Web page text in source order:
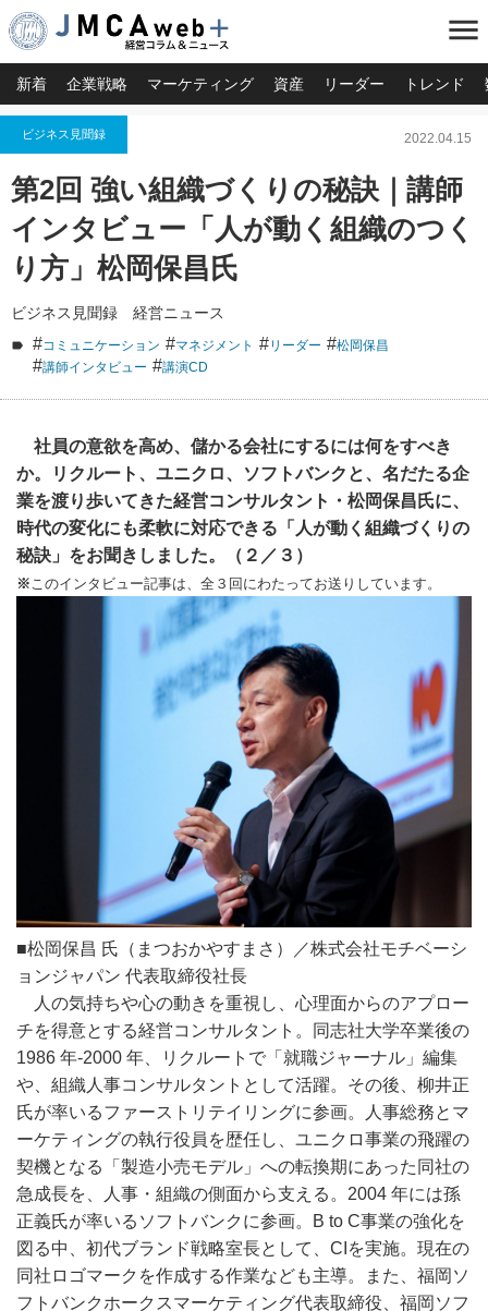
menu
新着 企業戦略 マーケティング 資産 リーダー トレンド
ビジネス見聞録 2022.04.15
第2回 強い組織づくりの秘訣｜講師
インタビュー「人が動く組織のつく
り方」松岡保昌氏
ビジネス見聞録 経営ニュース
#コミュニケーション #マネジメント #リーダー #松岡保昌
#講師インタビュー #講演CD
社員の意欲を高め、儲かる会社にするには何をすべき
か。
リクルート、ユニクロ、ソフトバンクと、名だたる企
業を渡り歩いてきた経営コンサルタント・松岡保昌氏に、
時代の変化にも柔軟に対応できる「人が動く組織づくりの
秘訣」をお聞きしました。（２／３）
※このインタビュー記事は、全３回にわたってお送りしています。
■松岡保昌 氏（まつおかやすまさ）／株式会社モチベーシ
ョンジャパン 代表取締役社長
人の気持ちや心の動きを重視し、心理面からのアプロー
チを得意とする経営コンサルタント。同志社大学卒業後の
1986 年‐2000 年、リクルートで「就職ジャーナル」編集
や、組織人事コンサルタントとして活躍。その後、柳井正
氏が率いるファーストリテイリングに参画。人事総務とマ
ーケティングの執行役員を歴任し、ユニクロ事業の飛躍の
契機となる「製造小売モデル」への転換期にあった同社の
急成長を、人事・組織の側面から支える。2004 年には孫
正義氏が率いるソフトバンクに参画。B to C事業の強化を
図る中、初代ブランド戦略室長として、CIを実施。現在の
同社ロゴマークを作成する作業なども主導。また、福岡ソ
フトバンクホークスマーケティング代表取締役、福岡ソフ